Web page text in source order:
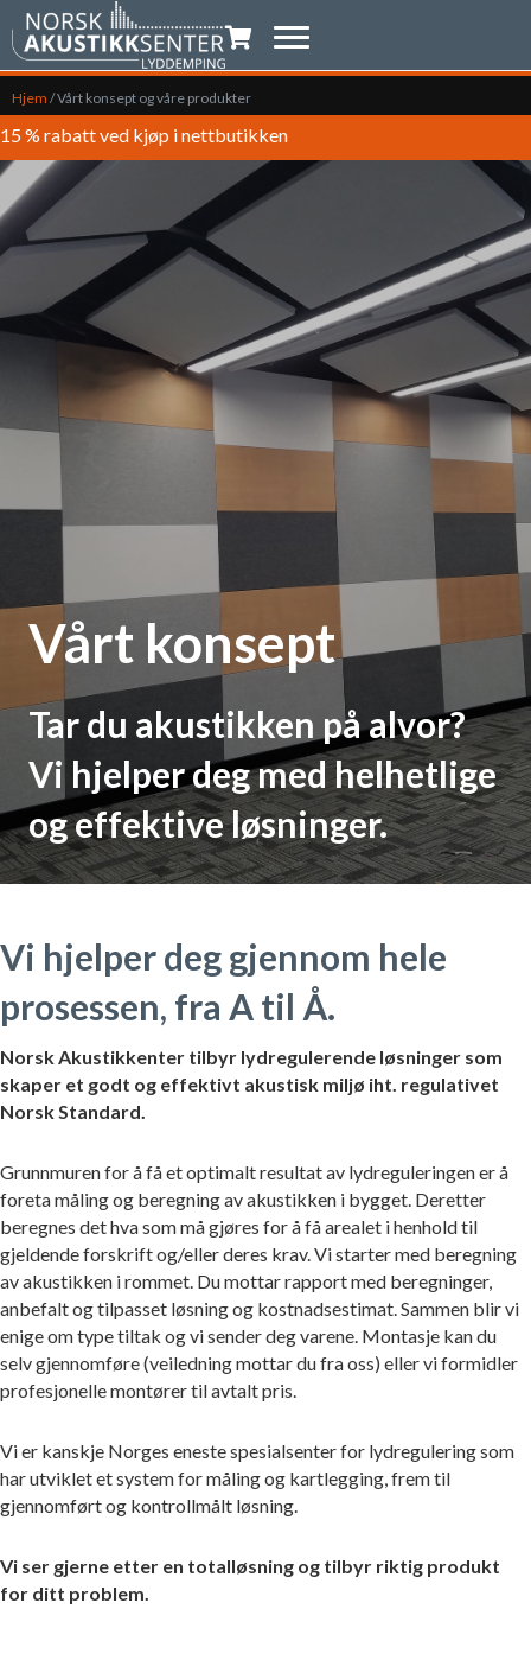
Handlevogn
Hjem /Vårt konsept og våre produkter
15 % rabatt ved kjøp i nettbutikken
Vårt konsept
Tar du akustikken på alvor?
Vi hjelper deg med helhetlige
og effektive løsninger.
Vi hjelper deg gjennom hele
prosessen, fra A til Å.
Norsk Akustikkenter tilbyr lydregulerende løsninger som
skaper et godt og effektivt akustisk miljø iht. regulativet
Norsk Standard.
Grunnmuren for å få et optimalt resultat av lydreguleringen er å
foreta måling og beregning av akustikken i bygget. Deretter
beregnes det hva som må gjøres for å få arealet i henhold til
gjeldende forskrift og/eller deres krav. Vi starter med beregning
av akustikken i rommet. Du mottar rapport med beregninger,
anbefalt og tilpasset løsning og kostnadsestimat. Sammen blir vi
enige om type tiltak og vi sender deg varene. Montasje kan du
selv gjennomføre (veiledning mottar du fra oss) eller vi formidler
profesjonelle montører til avtalt pris.
Vi er kanskje Norges eneste spesialsenter for lydregulering som
har utviklet et system for måling og kartlegging, frem til
gjennomført og kontrollmålt løsning.
Vi ser gjerne etter en totalløsning og tilbyr riktig produkt
for ditt problem.